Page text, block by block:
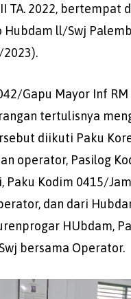
TA. 2022, bertempat
Hubdam ll/Swj
Gapu Mayor Inf
tertulisnya
diikuti Paku
operator, Pasilog
Paku Kodim 0415/
dan dari
HUbdam,
bersama Operator.